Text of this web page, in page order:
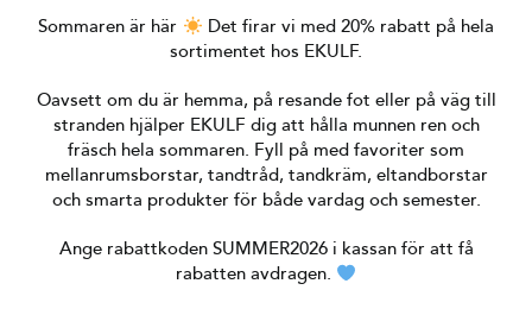
Sommaren är här
Det firar vi med 20% rabatt på hela
sortimentet hos EKULF.
Oavsett om du är hemma, på resande fot eller på väg till
stranden hjälper EKULF dig att hålla munnen ren och
fräsch hela sommaren. Fyll på med favoriter som
mellanrumsborstar, tandtråd, tandkräm, eltandborstar
och smarta produkter för både vardag och semester.
Ange rabattkoden SUMMER2026 i kassan för att få
rabatten avdragen.